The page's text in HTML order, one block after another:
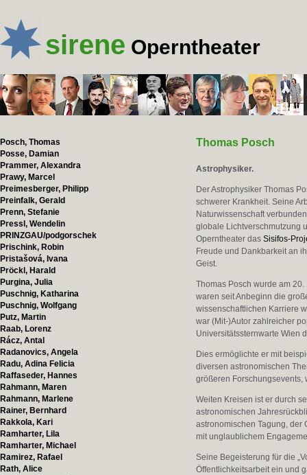
sirene Operntheater
Posch, Thomas
Posse, Damian
Prammer, Alexandra
Prawy, Marcel
Preimesberger, Philipp
Preinfalk, Gerald
Prenn, Stefanie
Pressl, Wendelin
PRINZGAU/podgorschek
Prischink, Robin
Pristašová, Ivana
Pröckl, Harald
Purgina, Julia
Puschnig, Katharina
Puschnig, Wolfgang
Putz, Martin
Raab, Lorenz
Rácz, Antal
Radanovics, Angela
Radu, Adina Felicia
Raffaseder, Hannes
Rahmann, Maren
Rahmann, Marlene
Rainer, Bernhard
Rakkola, Kari
Ramharter, Lila
Ramharter, Michael
Ramirez, Rafael
Rath, Alice
Thomas Posch
Astrophysiker.
Der Astrophysiker Thomas
schwerer Krankheit. Seine
Naturwissenschaft
globale Lichtverschmutzung
Operntheater dasSisifos-
Freude und Dankbarkeit an
Geist.
Thomas Posch wurde am
waren seit Anbeginn die
wissenschaftlichen Karriere
war (Mit-)Autor zahlreicher
Universitätssternwarte Wien
Dies ermöglichte er mit
diversen astronomischen
größeren Forschungsevents,
Weiten Kreisen ist er durch
astronomischen
astronomischen Tagung, der
mit unglaublichem
Seine Begeisterung für die
Öffentlichkeitsarbeit ein und